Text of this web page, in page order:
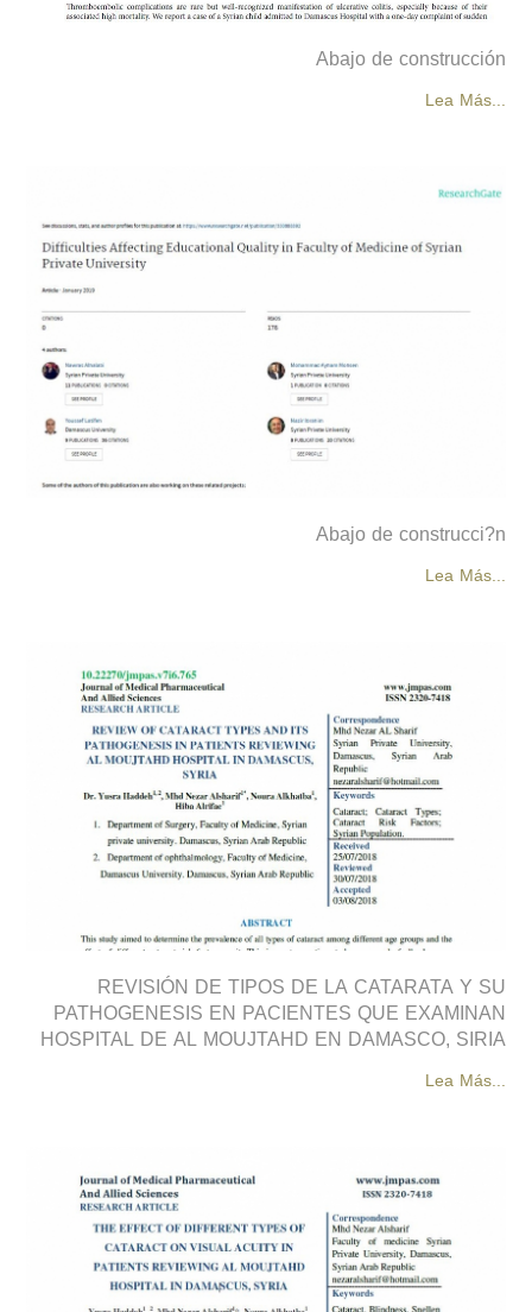
Abajo de construcción
Lea Más...
Abajo de construcci?n
Lea Más...
REVISIÓN DE TIPOS DE LA CATARATA Y SU
PATHOGENESIS EN PACIENTES QUE EXAMINAN
HOSPITAL DE AL MOUJTAHD EN DAMASCO, SIRIA
Lea Más...